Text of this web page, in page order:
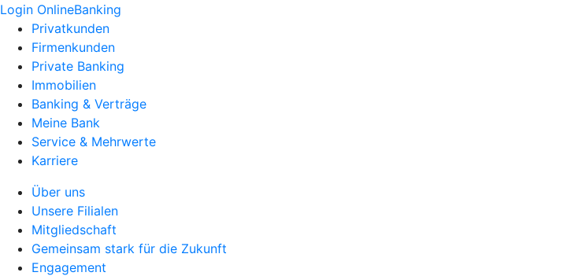
Login OnlineBanking
Privatkunden
Firmenkunden
Private Banking
Immobilien
Banking & Verträge
Meine Bank
Service & Mehrwerte
Karriere
Über uns
Unsere Filialen
Mitgliedschaft
Gemeinsam stark für die Zukunft
Engagement